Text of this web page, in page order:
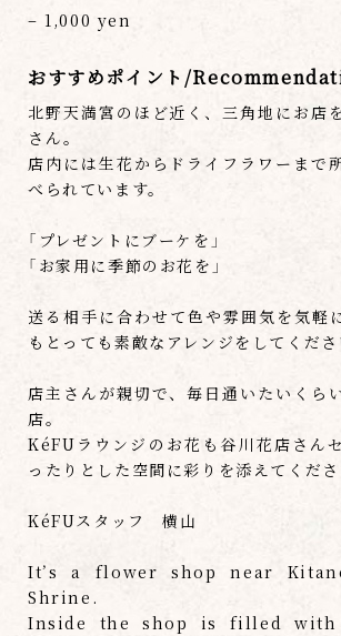
– 1,000 yen
おすすめポイント/
北野天満宮のほど近く、三角地にお店
さん。
店内には生花からドライフラワーまで
べられています。
「プレゼントにブーケを」
「お家用に季節のお花を」
送る相手に合わせて色や雰囲気を気軽
もとっても素敵なアレンジをしてくださ
店主さんが親切で、毎日通いたいくら
店。
KéFUラウンジのお花も谷川花店さん
ったりとした空間に彩りを添えてくださ
KéFUスタッフ 横山
It’s a flower shop near
Shrine.
Inside the shop is filled